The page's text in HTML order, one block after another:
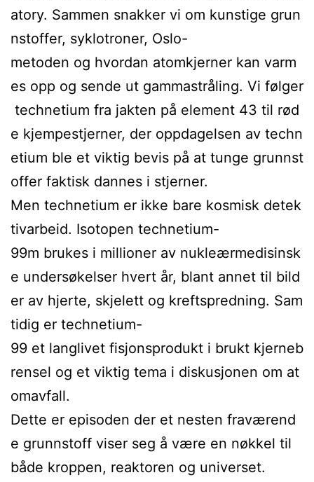
atory. Sammen snakker vi om kunstige grun
nstoffer, syklotroner, Oslo-
metoden og hvordan atomkjerner kan varm
es opp og sende ut gammastråling. Vi følger
technetium fra jakten på element 43 til rød
e kjempestjerner, der oppdagelsen av techn
etium ble et viktig bevis på at tunge grunnst
offer faktisk dannes i stjerner.
Men technetium er ikke bare kosmisk detek
tivarbeid. Isotopen technetium-
99m brukes i millioner av nukleærmedisinsk
e undersøkelser hvert år, blant annet til bild
er av hjerte, skjelett og kreftspredning. Sam
tidig er technetium-
99 et langlivet fisjonsprodukt i brukt kjerneb
rensel og et viktig tema i diskusjonen om at
omavfall.
Dette er episoden der et nesten fraværend
e grunnstoff viser seg å være en nøkkel til
både kroppen, reaktoren og universet.